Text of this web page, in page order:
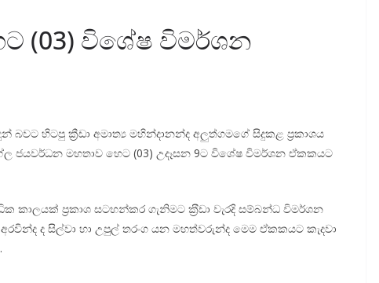
(03) විශේෂ විමර්ශන
බවට හිටපු ක්‍රීඩා අමාත්‍ය මහින්දානන්ද අලුත්ගමගේ සිදුකළ ප්‍රකාශය
ජයවර්ධන මහතාව හෙට (03) උදෑසන 9ට විශේෂ විමර්ශන ඒකකයට
කාලයක් ප්‍රකාශ සටහන්කර ගැනිමට ක‍්‍රීඩා වැරදි සම්බන්ධ විමර්ශන
ද සිල්වා හා උපුල් තරංග යන මහත්වරුන්ද මෙම ඒකකයට කැදවා